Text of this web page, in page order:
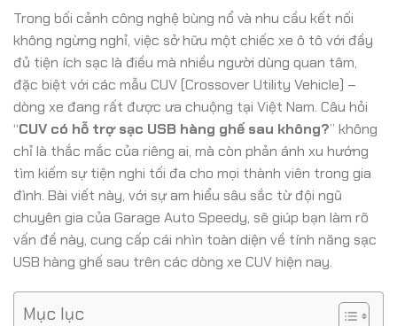
Trong bối cảnh công nghệ bùng nổ và nhu cầu kết nối
không ngừng nghỉ, việc sở hữu một chiếc xe ô tô với đầy
đủ tiện ích sạc là điều mà nhiều người dùng quan tâm,
đặc biệt với các mẫu CUV (Crossover Utility Vehicle) –
dòng xe đang rất được ưa chuộng tại Việt Nam. Câu hỏi
“CUV có hỗ trợ sạc USB hàng ghế sau không?” không
chỉ là thắc mắc của riêng ai, mà còn phản ánh xu hướng
tìm kiếm sự tiện nghi tối đa cho mọi thành viên trong gia
đình. Bài viết này, với sự am hiểu sâu sắc từ đội ngũ
chuyên gia của Garage Auto Speedy, sẽ giúp bạn làm rõ
vấn đề này, cung cấp cái nhìn toàn diện về tính năng sạc
USB hàng ghế sau trên các dòng xe CUV hiện nay.
Mục lục